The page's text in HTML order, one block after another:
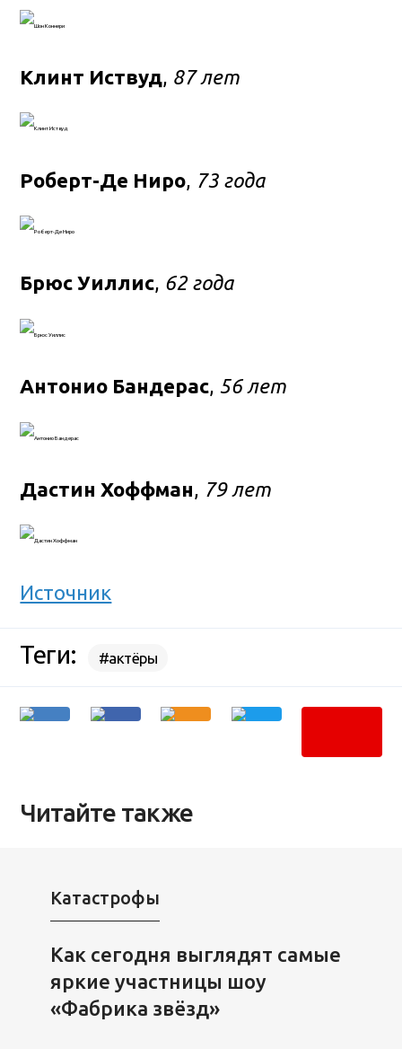
Клинт Иствуд, 87 лет
Роберт-Де Ниро, 73 года
Брюс Уиллис, 62 года
Антонио Бандерас, 56 лет
Дастин Хоффман, 79 лет
Источник
Теги: #актёры
Читайте также
Катастрофы
Как сегодня выглядят самые
яркие участницы шоу
«Фабрика звёзд»